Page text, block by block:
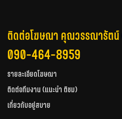
ติดต่อโฆษณา คุณวรรณารัต
090-464-8959
รายละเอียดโฆษณา
ติดต่อทีมงาน (แนะนำ ติชม)
เกี่ยวกับอยู่สบาย